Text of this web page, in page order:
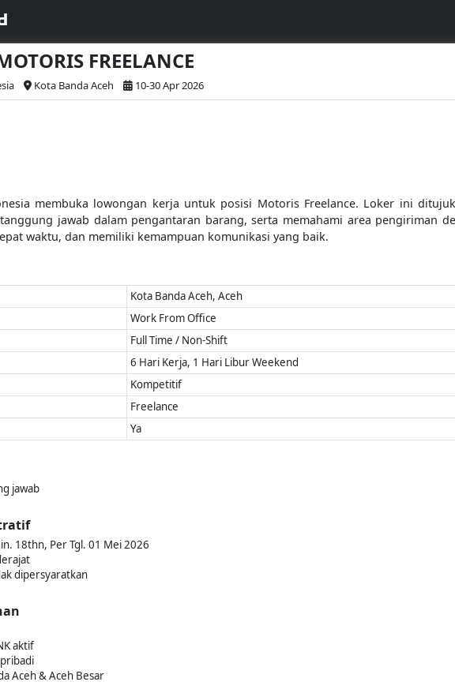
FREELANCE
Kota Banda Aceh 10-30 Apr 2026
membuka lowongan kerja untuk posisi Motoris Freelance. Loker ini
jawab dalam pengantaran barang, serta memahami area pengiriman
waktu, dan memiliki kemampuan komunikasi yang baik.
Kota Banda Aceh, Aceh
Work From Office
Full Time / Non-Shift
6 Hari Kerja, 1 Hari Libur Weekend
Kompetitif
Freelance
Ya
jawab
18thn, Per Tgl. 01 Mei 2026
dipersyaratkan
aktif
Aceh & Aceh Besar